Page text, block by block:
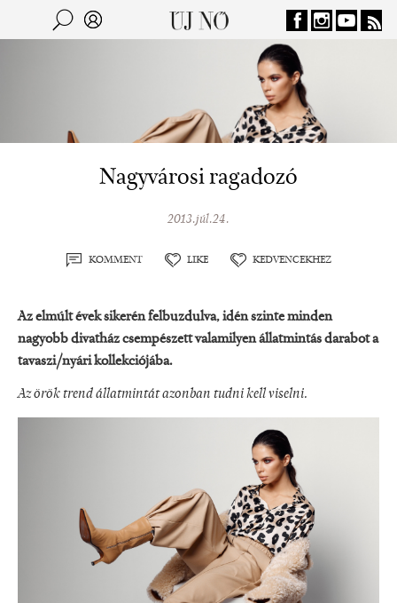
Jump to navigation
Kereső
Nagyvárosi ragadozó
2013.júl.24.
KOMMENT LIKE KEDVENCEKHEZ
Az elmúlt évek sikerén felbuzdulva, idén szinte minden
nagyobb divatház csempészett valamilyen állatmintás darabot a
tavaszi/nyári kollekciójába.
Az örök trend állatmintát azonban tudni kell viselni.